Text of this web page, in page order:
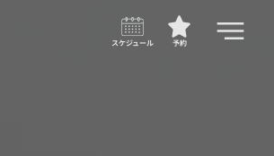
予約
スケジュール